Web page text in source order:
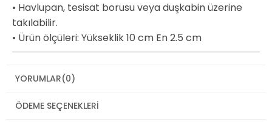
• Havlupan, tesisat borusu veya duşkabin üzerine
takılabilir.
• Ürün ölçüleri: Yükseklik 10 cm En 2.5 cm
YORUMLAR(0)
ÖDEME SEÇENEKLERI